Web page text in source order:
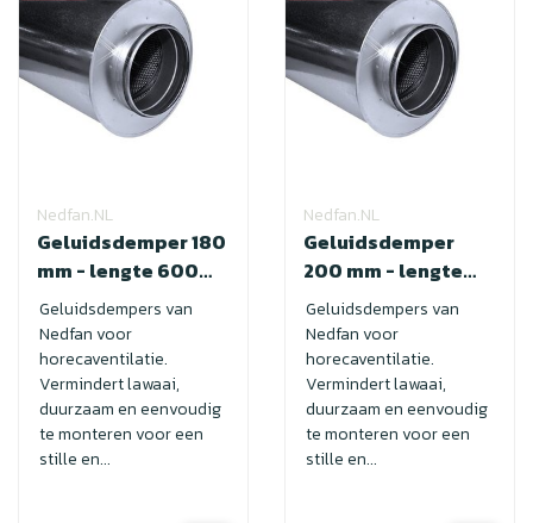
Nedfan.NL
Geluidsdemper 180
mm - lengte 600
met SAFE
Geluidsdempers van
Nedfan voor
horecaventilatie.
Vermindert lawaai,
duurzaam en eenvoudig
te monteren voor een
stille en...
Nedfan.NL
Geluidsdemper
200 mm - lengte
600 met SAFE
Geluidsdempers van
Nedfan voor
horecaventilatie.
Vermindert lawaai,
duurzaam en eenvoudig
te monteren voor een
stille en...